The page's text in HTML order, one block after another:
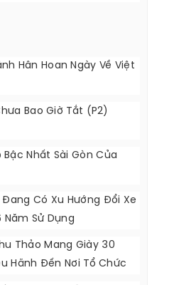
Hân Hoan Ngày Về Việt
Bao Giờ Tắt (P2)
Nhất Sài Gòn Của
Đang Có Xu Hướng Đổi Xe
Năm Sử Dụng
Thảo Mang Giày 30
Hãnh Đến Nơi Tổ Chức